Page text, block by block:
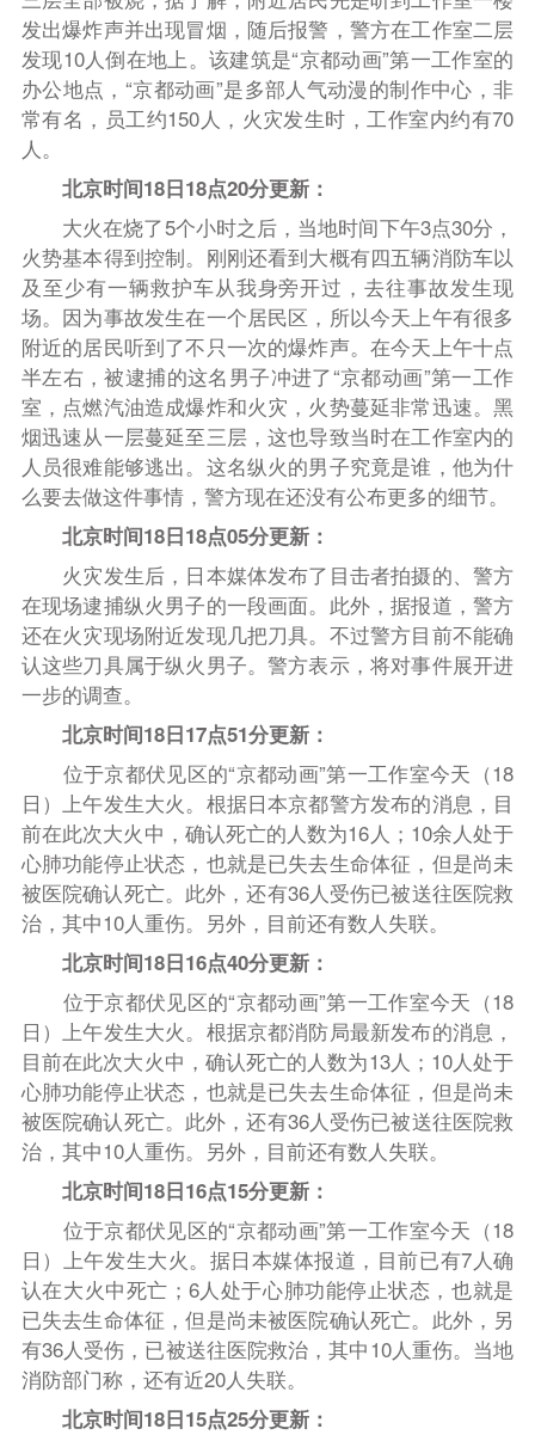
发出爆炸声并出现冒烟，随后报警，警方在工作室二层
发现10人倒在地上。该建筑是“京都动画”第一工作室的
办公地点，“京都动画”是多部人气动漫的制作中心，非
常有名，员工约150人，火灾发生时，工作室内约有70
人。
北京时间18日18点20分更新：
大火在烧了5个小时之后，当地时间下午3点30分，
火势基本得到控制。刚刚还看到大概有四五辆消防车以
及至少有一辆救护车从我身旁开过，去往事故发生现
场。因为事故发生在一个居民区，所以今天上午有很多
附近的居民听到了不只一次的爆炸声。在今天上午十点
半左右，被逮捕的这名男子冲进了“京都动画”第一工作
室，点燃汽油造成爆炸和火灾，火势蔓延非常迅速。黑
烟迅速从一层蔓延至三层，这也导致当时在工作室内的
人员很难能够逃出。这名纵火的男子究竟是谁，他为什
么要去做这件事情，警方现在还没有公布更多的细节。
北京时间18日18点05分更新：
火灾发生后，日本媒体发布了目击者拍摄的、警方
在现场逮捕纵火男子的一段画面。此外，据报道，警方
还在火灾现场附近发现几把刀具。不过警方目前不能确
认这些刀具属于纵火男子。警方表示，将对事件展开进
一步的调查。
北京时间18日17点51分更新：
位于京都伏见区的“京都动画”第一工作室今天（18
日）上午发生大火。根据日本京都警方发布的消息，目
前在此次大火中，确认死亡的人数为16人；10余人处于
心肺功能停止状态，也就是已失去生命体征，但是尚未
被医院确认死亡。此外，还有36人受伤已被送往医院救
治，其中10人重伤。另外，目前还有数人失联。
北京时间18日16点40分更新：
位于京都伏见区的“京都动画”第一工作室今天（18
日）上午发生大火。根据京都消防局最新发布的消息，
目前在此次大火中，确认死亡的人数为13人；10人处于
心肺功能停止状态，也就是已失去生命体征，但是尚未
被医院确认死亡。此外，还有36人受伤已被送往医院救
治，其中10人重伤。另外，目前还有数人失联。
北京时间18日16点15分更新：
位于京都伏见区的“京都动画”第一工作室今天（18
日）上午发生大火。据日本媒体报道，目前已有7人确
认在大火中死亡；6人处于心肺功能停止状态，也就是
已失去生命体征，但是尚未被医院确认死亡。此外，另
有36人受伤，已被送往医院救治，其中10人重伤。当地
消防部门称，还有近20人失联。
北京时间18日15点25分更新：